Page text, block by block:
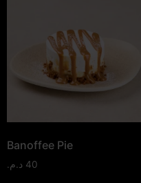
Banoffee Pie
40 د.م.